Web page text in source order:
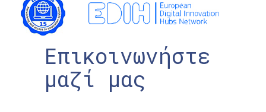
Επικοινωνήστε
μαζί μας